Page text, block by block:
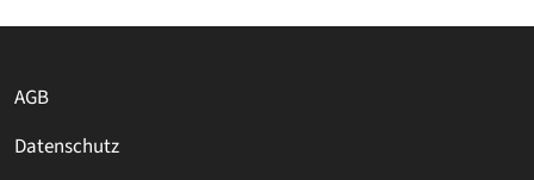
AGB
Datenschutz